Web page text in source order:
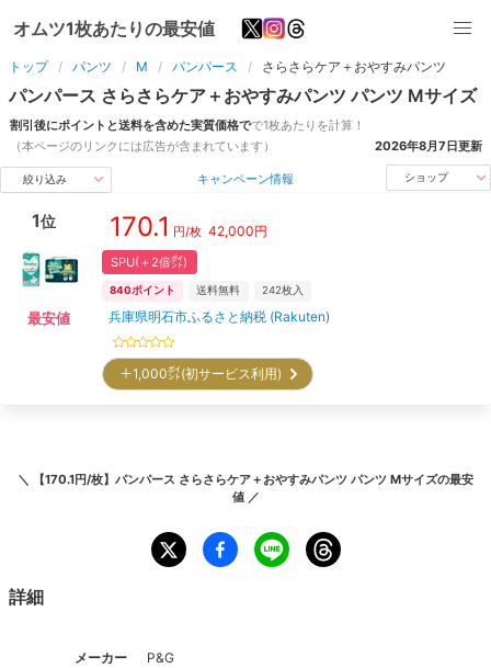
オムツ1枚あたりの最安値
トップ パンツ M パンパース さらさらケア＋おやすみパンツ
パンパース さらさらケア＋おやすみパンツ パンツ Mサイズ
割引後にポイントと送料を含めた実質価格でで1枚あたりを計算！
（本ページのリンクには広告が含まれています）
2026年8月7日更新
絞り込み キャンペーン情報 ショップ
1位
最安値
170.1 円/枚 42,000円
SPU(＋2倍㌽)
840ポイント 送料無料 242枚入
兵庫県明石市ふるさと納税 (Rakuten)
＋1,000㌽(初サービス利用)
＼ 【170.1円/枚】パンパース さらさらケア＋おやすみパンツ パンツ Mサイズの最安
値 ／
詳細
メーカー P&G